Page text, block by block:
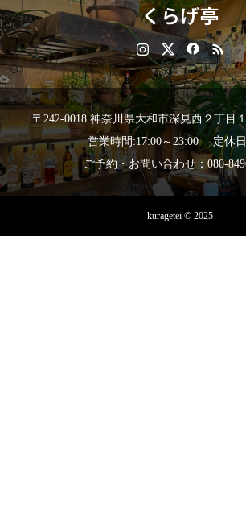
くらげ亭
〒242-0018 神奈川県大和市深見西２丁目
営業時間:17:00～23:00 定休
ご予約・お問い合わせ：080-
kuragetei © 2025